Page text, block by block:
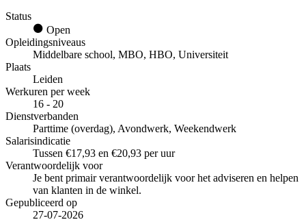
Status
Open
Opleidingsniveaus
Middelbare school, MBO, HBO, Universiteit
Plaats
Leiden
Werkuren per week
16 - 20
Dienstverbanden
Parttime (overdag), Avondwerk, Weekendwerk
Salarisindicatie
Tussen €17,93 en €20,93 per uur
Verantwoordelijk voor
Je bent primair verantwoordelijk voor het adviseren en helpen
van klanten in de winkel.
Gepubliceerd op
27-07-2026